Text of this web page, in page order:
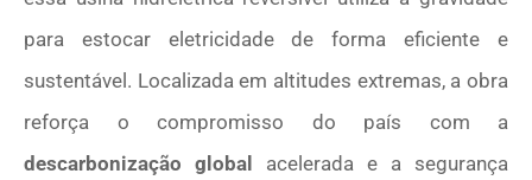
para estocar eletricidade de forma eficiente e
sustentável. Localizada em altitudes extremas, a obra
reforça o compromisso do país com a
descarbonização global acelerada e a segurança